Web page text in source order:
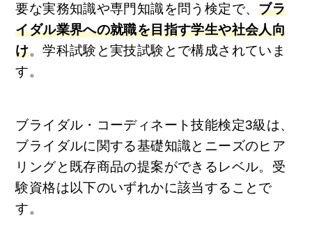
要な実務知識や専門知識を問う検定で、ブラ
イダル業界への就職を目指す学生や社会人向
け。学科試験と実技試験とで構成されていま
す。
ブライダル・コーディネート技能検定3級は、
ブライダルに関する基礎知識とニーズのヒア
リングと既存商品の提案ができるレベル。受
験資格は以下のいずれかに該当することで
す。